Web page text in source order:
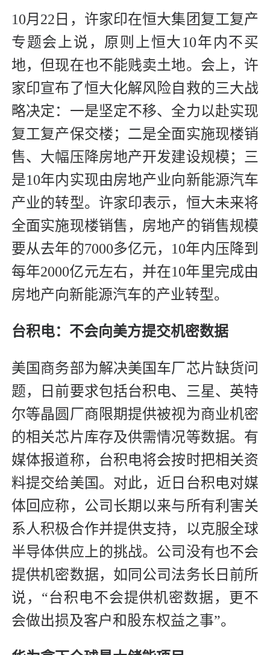
10月22日，许家印在恒大集团复工复产
专题会上说，原则上恒大10年内不买
地，但现在也不能贱卖土地。会上，许
家印宣布了恒大化解风险自救的三大战
略决定：一是坚定不移、全力以赴实现
复工复产保交楼；二是全面实施现楼销
售、大幅压降房地产开发建设规模；三
是10年内实现由房地产业向新能源汽车
产业的转型。许家印表示，恒大未来将
全面实施现楼销售，房地产的销售规模
要从去年的7000多亿元，10年内压降到
每年2000亿元左右，并在10年里完成由
房地产向新能源汽车的产业转型。
台积电：不会向美方提交机密数据
美国商务部为解决美国车厂芯片缺货问
题，日前要求包括台积电、三星、英特
尔等晶圆厂商限期提供被视为商业机密
的相关芯片库存及供需情况等数据。有
媒体报道称，台积电将会按时把相关资
料提交给美国。对此，近日台积电对媒
体回应称，公司长期以来与所有利害关
系人积极合作并提供支持，以克服全球
半导体供应上的挑战。公司没有也不会
提供机密数据，如同公司法务长日前所
说，“台积电不会提供机密数据，更不
会做出损及客户和股东权益之事”。